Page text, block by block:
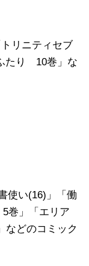
リニティセブ
たり 10巻」な
使い(16)」「働
巻」「エリア
どのコミック